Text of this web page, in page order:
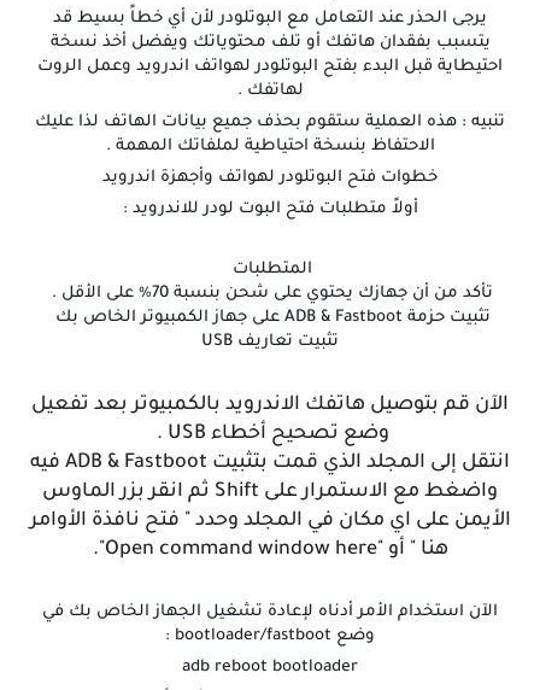
يرجى الحذر عند التعامل مع البوتلودر لأن أي خطاً بسيط قد
يتسبب بفقدان هاتفك أو تلف محتوياتك ويفضل أخذ نسخة
احتيطاية قبل البدء بفتح البوتلودر لهواتف اندرويد وعمل الروت
لهاتفك .
تنبيه : هذه العملية ستقوم بحذف جميع بيانات الهاتف لذا عليك
الاحتفاظ بنسخة احتياطية لملفاتك المهمة .
خطوات فتح البوتلودر لهواتف وأجهزة اندرويد
أولاً متطلبات فتح البوت لودر للاندرويد :
المتطلبات
تأكد من أن جهازك يحتوي على شحن بنسبة 70٪ على الأقل .
تثبيت حزمة ADB & Fastboot على جهاز الكمبيوتر الخاص بك
تثبيت تعاريف USB
الآن قم بتوصيل هاتفك الاندرويد بالكمبيوتر بعد تفعيل
وضع تصحيح أخطاء USB .
انتقل إلى المجلد الذي قمت بتثبيت ADB & Fastboot فيه
واضغط مع الاستمرار على Shift ثم انقر بزر الماوس
الأيمن على اي مكان في المجلد وحدد " فتح نافذة الأوامر
هنا " أو "Open command window here".
الآن استخدام الأمر أدناه لإعادة تشغيل الجهاز الخاص بك في
وضع bootloader/fastboot :
adb reboot bootloader